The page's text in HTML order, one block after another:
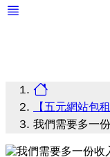
【五元網站包
我們需要多一